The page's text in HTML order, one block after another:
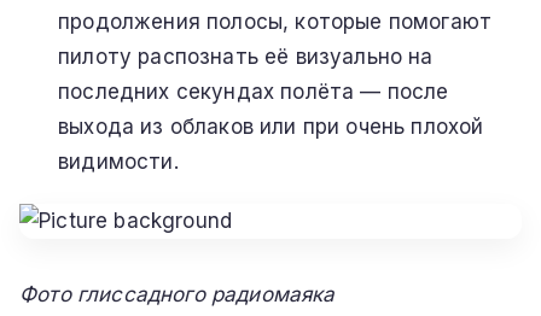
продолжения полосы, которые помогают
пилоту распознать её визуально на
последних секундах полёта — после
выхода из облаков или при очень плохой
видимости.
Фото глиссадного радиомаяка